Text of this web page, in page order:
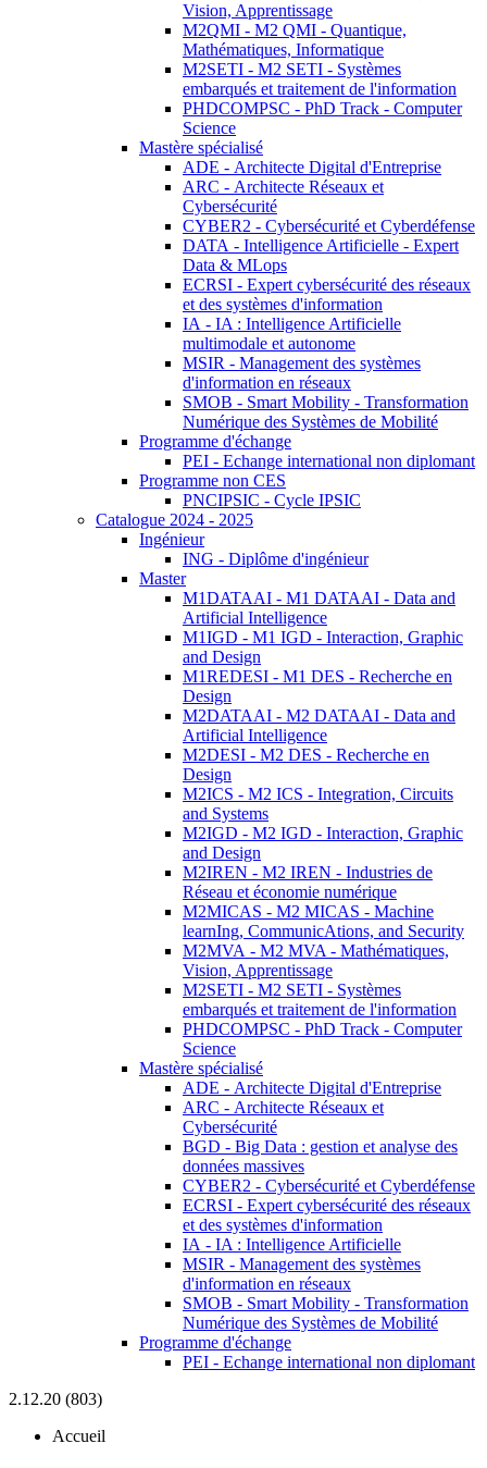
Vision, Apprentissage
M2QMI - M2 QMI - Quantique,
Mathématiques, Informatique
M2SETI - M2 SETI - Systèmes
embarqués et traitement de l'information
PHDCOMPSC - PhD Track - Computer
Science
Mastère spécialisé
ADE - Architecte Digital d'Entreprise
ARC - Architecte Réseaux et
Cybersécurité
CYBER2 - Cybersécurité et Cyberdéfense
DATA - Intelligence Artificielle - Expert
Data & MLops
ECRSI - Expert cybersécurité des réseaux
et des systèmes d'information
IA - IA : Intelligence Artificielle
multimodale et autonome
MSIR - Management des systèmes
d'information en réseaux
SMOB - Smart Mobility - Transformation
Numérique des Systèmes de Mobilité
Programme d'échange
PEI - Echange international non diplomant
Programme non CES
PNCIPSIC - Cycle IPSIC
Catalogue 2024 - 2025
Ingénieur
ING - Diplôme d'ingénieur
Master
M1DATAAI - M1 DATAAI - Data and
Artificial Intelligence
M1IGD - M1 IGD - Interaction, Graphic
and Design
M1REDESI - M1 DES - Recherche en
Design
M2DATAAI - M2 DATAAI - Data and
Artificial Intelligence
M2DESI - M2 DES - Recherche en
Design
M2ICS - M2 ICS - Integration, Circuits
and Systems
M2IGD - M2 IGD - Interaction, Graphic
and Design
M2IREN - M2 IREN - Industries de
Réseau et économie numérique
M2MICAS - M2 MICAS - Machine
learnIng, CommunicAtions, and Security
M2MVA - M2 MVA - Mathématiques,
Vision, Apprentissage
M2SETI - M2 SETI - Systèmes
embarqués et traitement de l'information
PHDCOMPSC - PhD Track - Computer
Science
Mastère spécialisé
ADE - Architecte Digital d'Entreprise
ARC - Architecte Réseaux et
Cybersécurité
BGD - Big Data : gestion et analyse des
données massives
CYBER2 - Cybersécurité et Cyberdéfense
ECRSI - Expert cybersécurité des réseaux
et des systèmes d'information
IA - IA : Intelligence Artificielle
MSIR - Management des systèmes
d'information en réseaux
SMOB - Smart Mobility - Transformation
Numérique des Systèmes de Mobilité
Programme d'échange
PEI - Echange international non diplomant
2.12.20 (803)
Accueil